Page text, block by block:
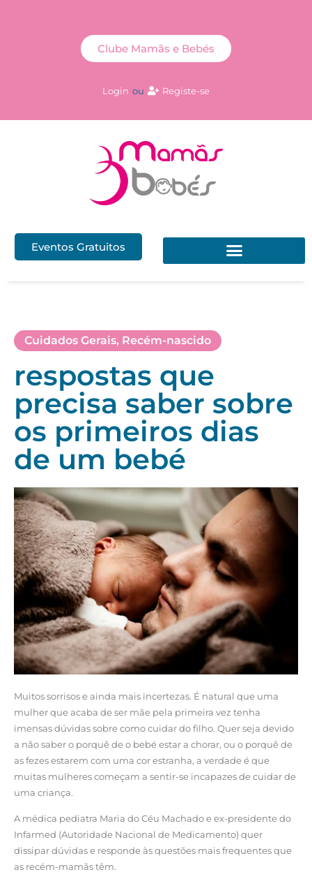
Login ou Registe-se
Clube Mamãs e Bebés
Eventos Gratuitos
Cuidados Gerais, Recém-nascido
respostas que
precisa saber sobre
os primeiros dias
de um bebé
Muitos sorrisos e ainda mais incertezas. É natural que uma
mulher que acaba de ser mãe pela primeira vez tenha
imensas dúvidas sobre como cuidar do filho. Quer seja devido
a não saber o porquê de o bebé estar a chorar, ou o porquê de
as fezes estarem com uma cor estranha, a verdade é que
muitas mulheres começam a sentir-se incapazes de cuidar de
uma criança.
A médica pediatra Maria do Céu Machado e ex-presidente do
Infarmed (Autoridade Nacional de Medicamento) quer
dissipar dúvidas e responde às questões mais frequentes que
as recém-mamãs têm.